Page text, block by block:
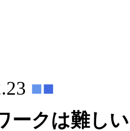
■■
ークは難しい